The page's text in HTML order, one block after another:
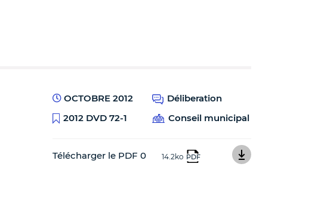
OCTOBRE 2012
Déliberation
2012 DVD 72-1
Conseil municipal
Télécharger le PDF 0 14.2ko PDF